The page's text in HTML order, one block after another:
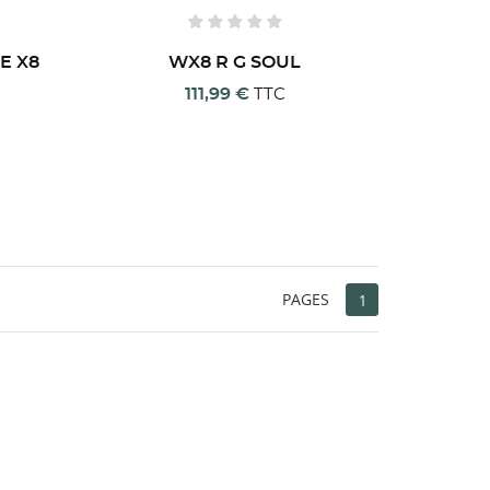
X8
WX8 R G SOUL
111,99 €
TTC
PAGES 1